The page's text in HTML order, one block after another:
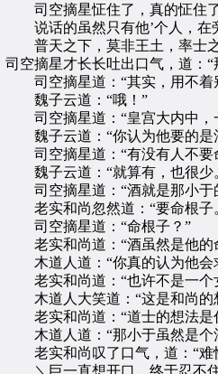
司空摘星怔住了，真的怔住了
说话的虽然只有他’个人，在
普天之下，莫非王土，率士之
司空摘星才长长吐出口气，道：
司空摘星道：“其实，用不着
魏子云道：“哦！”
司空摘星道：“皇宫大内中，
魏子云道：“你认为他要的是
司空摘星道：“有没有人不要
魏子云道：“就算有，也很少
司空摘星道：“酒就是那小于
老实和尚忽然道：“要命根子
司空摘星道：“命根子？”
老实和尚道：“酒虽然是他的
木道人道：“你真的认为他会
老实和尚道：“也许不是一个
木道人大笑道：“这是和尚的
老实和尚道：“道士的想法是
木道人道：“那小于虽然是个
老实和尚叹了口气，道：“难
＼巨一直想开口，终于忍不住